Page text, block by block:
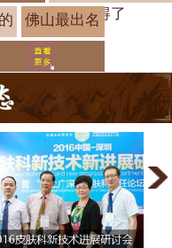
得了
佛山最出名
治疗脱发医